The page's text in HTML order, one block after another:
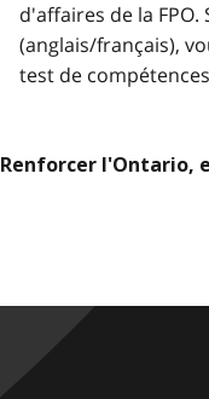
d'affaires de la
(anglais/français),
test de
Renforcer l'Ontario,